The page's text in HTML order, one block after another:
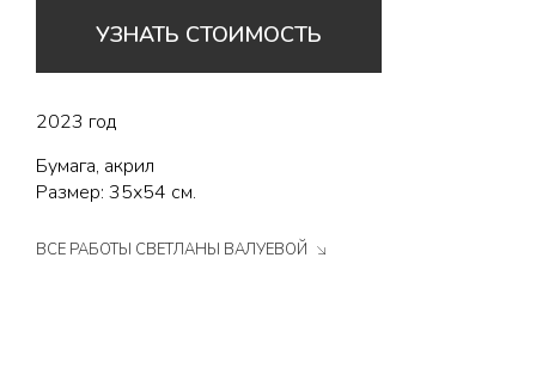
УЗНАТЬ СТОИМОСТЬ
2023 год
Бумага, акрил
Размер: 35х54 см.
ВСЕ РАБОТЫ СВЕТЛАНЫ ВАЛУЕВОЙ